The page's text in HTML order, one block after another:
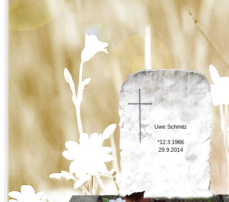
Uwe Schmitz
*12.3.1966
29.9.2014